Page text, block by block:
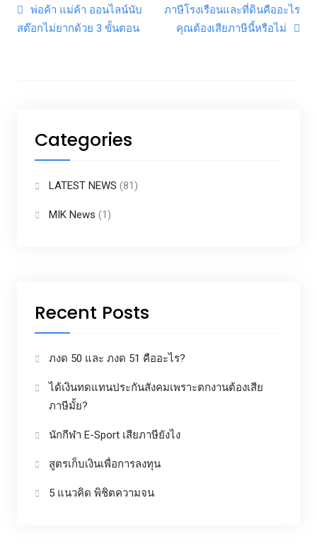
Post navigation
พ่อค้า แม่ค้า ออนไลน์นับ
สต๊อกไม่ยากด้วย 3 ขั้นตอน
ภาษีโรงเรือนและที่ดินคืออะไร
คุณต้องเสียภาษีนี้หรือไม่
Categories
LATEST NEWS (81)
MIK News (1)
Recent Posts
ภงด 50 และ ภงด 51 คืออะไร?
ได้เงินทดแทนประกันสังคมเพราะตกงานต้องเสีย
ภาษีมั้ย?
นักกีฬา E-Sport เสียภาษียังไง
สูตรเก็บเงินเพื่อการลงทุน
5 แนวคิด พิชิตความจน